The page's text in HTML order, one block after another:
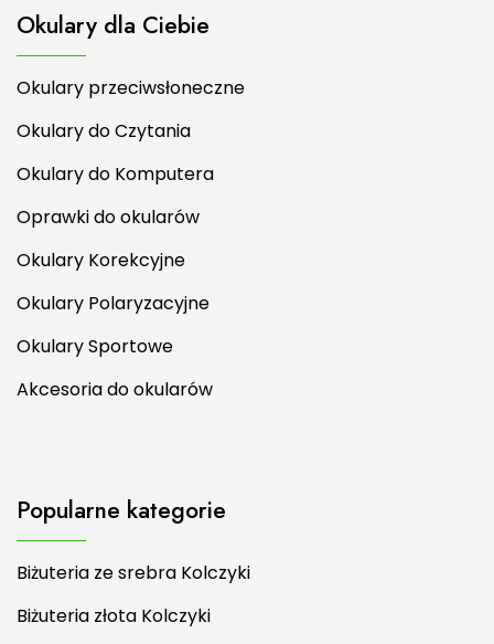
Okulary dla Ciebie
Okulary przeciwsłoneczne
Okulary do Czytania
Okulary do Komputera
Oprawki do okularów
Okulary Korekcyjne
Okulary Polaryzacyjne
Okulary Sportowe
Akcesoria do okularów
Popularne kategorie
Biżuteria ze srebra Kolczyki
Biżuteria złota Kolczyki